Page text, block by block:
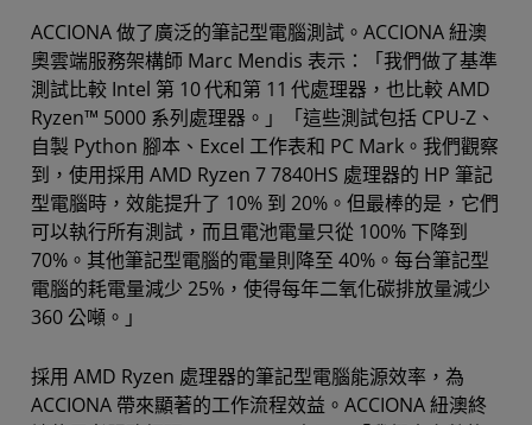
ACCIONA 做了廣泛的筆記型電腦測試。ACCIONA 紐澳
奧雲端服務架構師 Marc Mendis 表示：「我們做了基準
測試比較 Intel 第 10代和第 11 代處理器，也比較 AMD
Ryzen™ 5000 系列處理器。」「這些測試包括 CPU-Z、
自製 Python 腳本、Excel 工作表和 PC Mark。我們觀察
到，使用採用 AMD Ryzen 7 7840HS 處理器的 HP 筆記
型電腦時，效能提升了 10% 到 20%。但最棒的是，它們
可以執行所有測試，而且電池電量只從 100% 下降到
70%。其他筆記型電腦的電量則降至 40%。每台筆記型
電腦的耗電量減少 25%，使得每年二氧化碳排放量減少
360 公噸。」
採用 AMD Ryzen 處理器的筆記型電腦能源效率，為
ACCIONA 帶來顯著的工作流程效益。ACCIONA 紐澳終